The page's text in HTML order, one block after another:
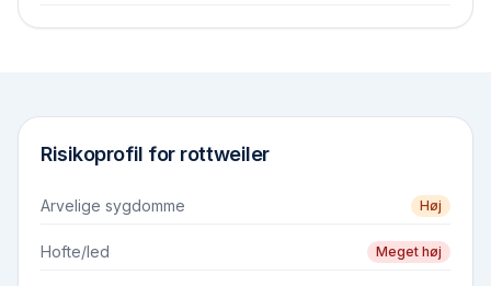
Risikoprofil for rottweiler
Arvelige sygdomme Høj
Hofte/led Meget høj